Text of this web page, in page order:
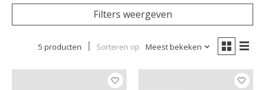
Filters weergeven
5 producten Sorteren op Meest bekeken